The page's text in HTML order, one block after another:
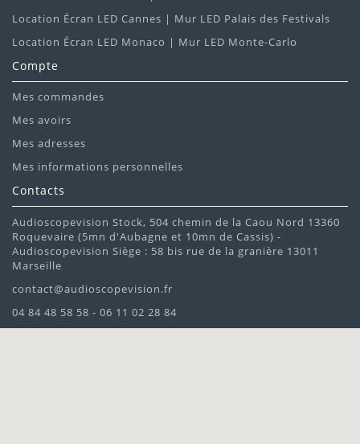
Location Écran LED Cannes | Mur LED Palais des Festivals
Location Écran LED Monaco | Mur LED Monte-Carlo
Compte
Mes commandes
Mes avoirs
Mes adresses
Mes informations personnelles
Contacts
Audioscopevision Stock, 504 chemin de la Caou Nord 13360
Roquevaire (5mn d'Aubagne et 10mn de Cassis) -
Audioscopevision Siège : 58 bis rue de la granière 13011
Marseille
contact@audioscopevision.fr
04 84 48 58 58 - 06 11 02 28 84